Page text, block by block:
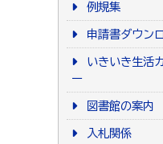
例規集
申請書ダウン
いきいき生活
ー
図書館の案内
入札関係